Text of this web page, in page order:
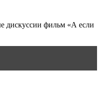
дискуссии фильм «А если